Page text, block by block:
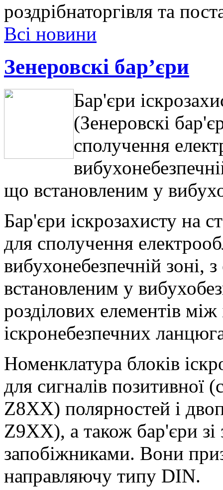
роздрібнаторгівля та
Всі новини
Зенеровскі бар’єри
Бар'єри
(Зенеровскі
сполучення
що встановленим у
Бар'єри іскрозахисту на
для сполучення
вибухонебезпечній зоні,
встановленим у
розділових елементів
іскронебезпечних
Номенклатура блоків
для сигналів позитивної
Z8XX) полярностей і
Z9XX), а також бар'єри
запобіжниками. Вони
направляючу типу DIN.